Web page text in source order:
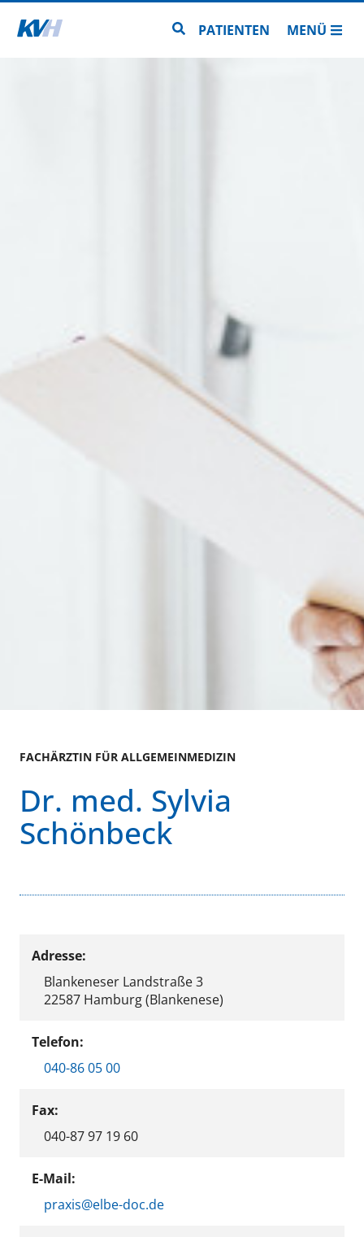
Zur Startseite Zur Seitensuche
PATIENTEN MENÜ
FACHÄRZTIN FÜR ALLGEMEINMEDIZIN
Dr. med. Sylvia
Schönbeck
Adresse:
Blankeneser Landstraße 3
22587 Hamburg (Blankenese)
Telefon:
040-86 05 00
Fax:
040-87 97 19 60
E-Mail:
praxis@elbe-doc.de